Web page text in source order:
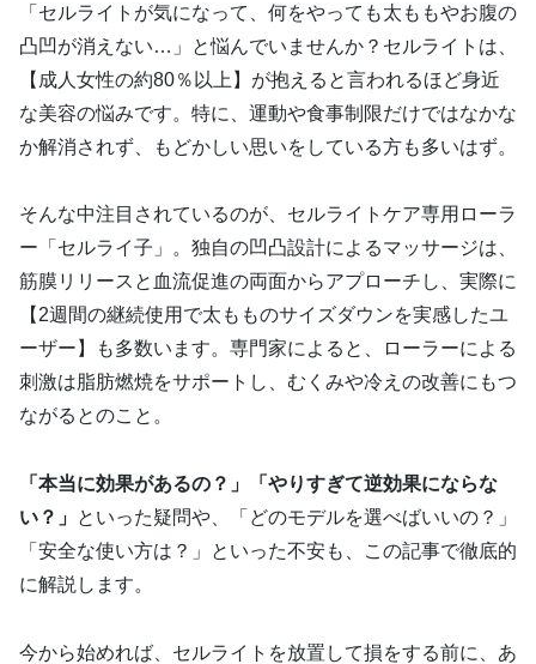
「セルライトが気になって、何をやっても太ももやお腹の
凸凹が消えない…」と悩んでいませんか？セルライトは、
【成人女性の約80％以上】が抱えると言われるほど身近
な美容の悩みです。特に、運動や食事制限だけではなかな
か解消されず、もどかしい思いをしている方も多いはず。
そんな中注目されているのが、セルライトケア専用ローラ
ー「セルライ子」。独自の凹凸設計によるマッサージは、
筋膜リリースと血流促進の両面からアプローチし、実際に
【2週間の継続使用で太もものサイズダウンを実感したユ
ーザー】も多数います。専門家によると、ローラーによる
刺激は脂肪燃焼をサポートし、むくみや冷えの改善にもつ
ながるとのこと。
「本当に効果があるの？」「やりすぎて逆効果にならな
い？」 といった疑問や、「どのモデルを選べばいいの？」
「安全な使い方は？」といった不安も、この記事で徹底的
に解説します。
今から始めれば、セルライトを放置して損をする前に、あ